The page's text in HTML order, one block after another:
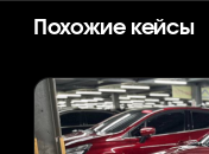
Похожие кейсы